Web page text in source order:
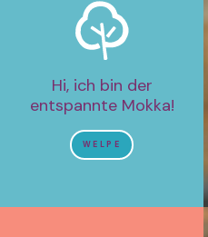
Hi, ich bin der
entspannte Mokka!
WELPE